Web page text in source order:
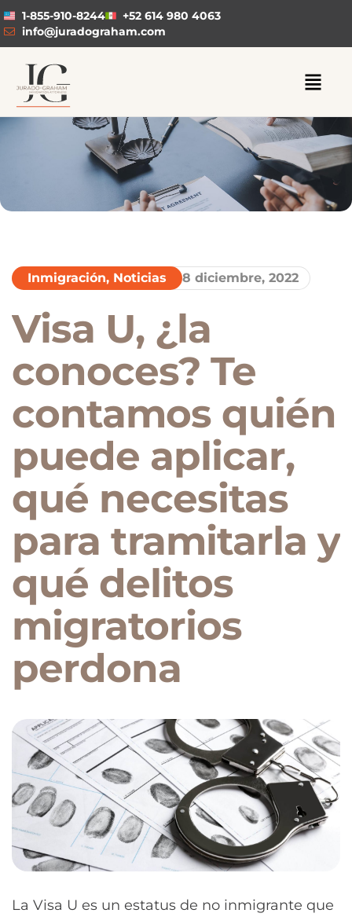
1-855-910-8244
+52 614 980 4063
info@juradograham.com
Inmigración, Noticias 8 diciembre, 2022
Visa U, ¿la
conoces? Te
contamos quién
puede aplicar,
qué necesitas
para tramitarla y
qué delitos
migratorios
perdona
La Visa U es un estatus de no inmigrante que